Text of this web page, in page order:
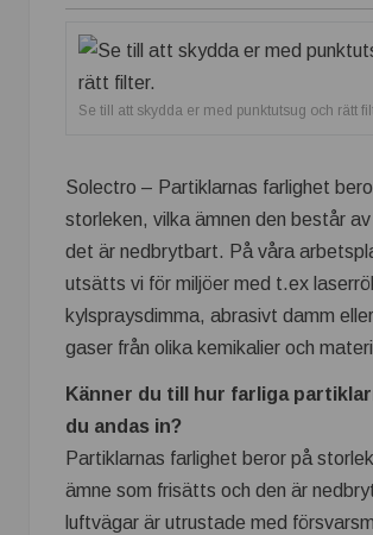
Se till att skydda er med punktutsug och rätt
Solectro – Partiklarnas farlighet
storleken, vilka ämnen den består
det är nedbrytbart. På våra
utsätts vi för miljöer med t.ex
kylspraysdimma, abrasivt damm
gaser från olika kemikalier och
Känner du till hur farliga
du andas in?
Partiklarnas farlighet beror på
ämne som frisätts och den är
luftvägar är utrustade med